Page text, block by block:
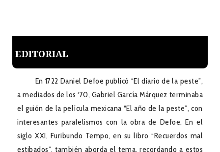
EDITORIAL
En 1722 Daniel Defoe publicó “El diario de la peste”,
a mediados de los ‘70, Gabriel García Márquez terminaba
el guión de la película mexicana “El año de la peste”, con
interesantes paralelismos con la obra de Defoe. En el
siglo XXI, Furibundo Tempo, en su libro “Recuerdos mal
estibados”, también aborda el tema, recordando a estos